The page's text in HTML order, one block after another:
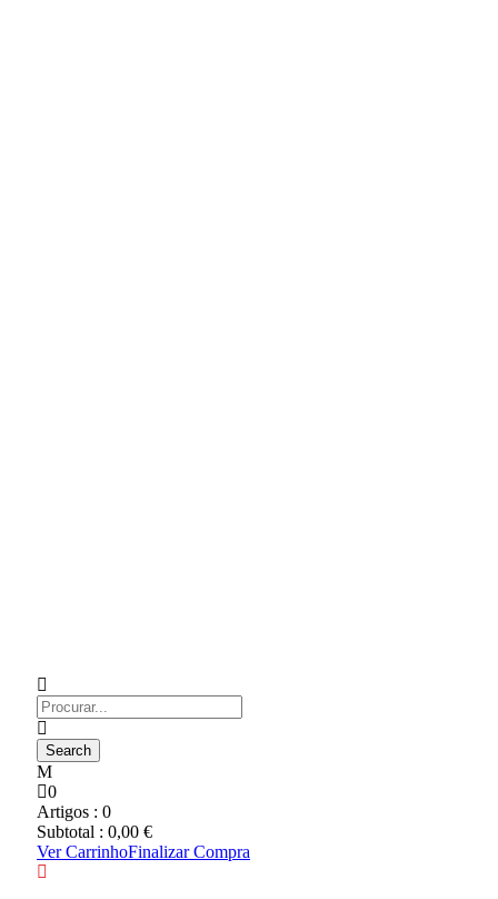
0
Artigos : 0
Subtotal : 0,00 €
Ver CarrinhoFinalizar Compra